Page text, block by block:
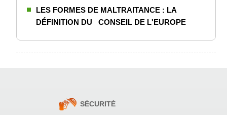
LES FORMES DE MALTRAITANCE : LA
DÉFINITION DU CONSEIL DE L'EUROPE
STRUCTURES
SÉCURITÉ